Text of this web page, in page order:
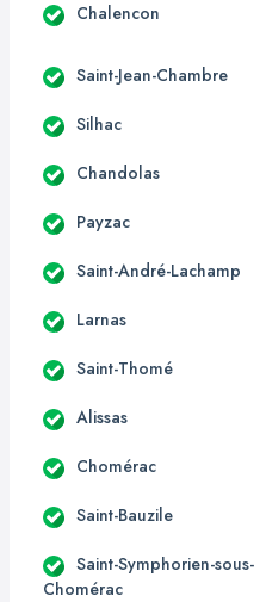
Chalencon
Saint-Jean-Chambre
Silhac
Chandolas
Payzac
Saint-André-Lachamp
Larnas
Saint-Thomé
Alissas
Chomérac
Saint-Bauzile
Saint-Symphorien-sous-
Chomérac